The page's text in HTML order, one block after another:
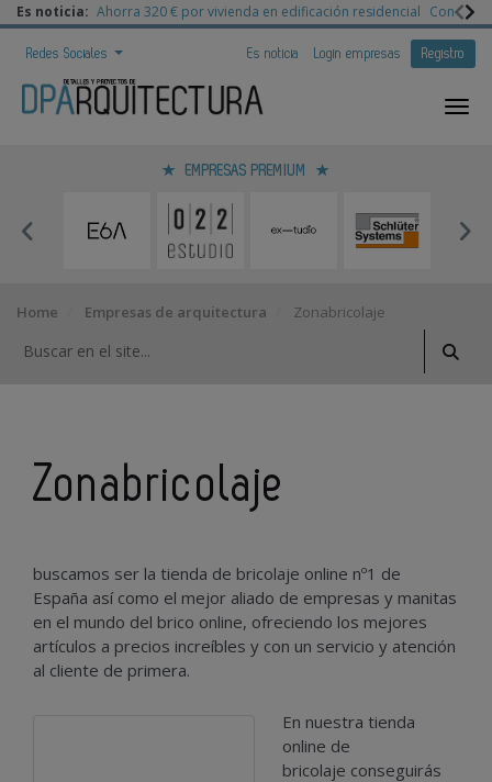
Es noticia: Ahorra 320 € por vivienda en edificación residencial
Redes Sociales Es noticia Login empresas Registro
EMPRESAS PREMIUM
Home Empresas de arquitectura Zonabricolaje
Zonabricolaje
buscamos ser la tienda de bricolaje online nº1 de
España así como el mejor aliado de empresas y manitas
en el mundo del brico online, ofreciendo los mejores
artículos a precios increíbles y con un servicio y atención
al cliente de primera.
En nuestra tienda
online de
bricolaje conseguirás